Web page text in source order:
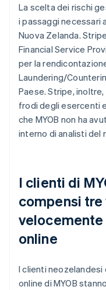
La scelta dei rischi
i passaggi necessari
Nuova Zelanda.
Financial Service
per la
Laundering/
Paese. Stripe,
frodi degli esercenti
che MYOB non ha
interno di analisti del
I clienti di
compensi
online
I clienti
online di MYOB